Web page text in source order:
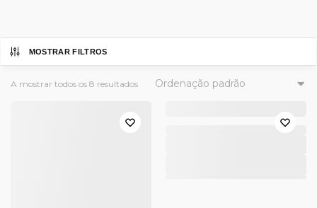
MOSTRAR FILTROS
A mostrar todos os 8 resultados